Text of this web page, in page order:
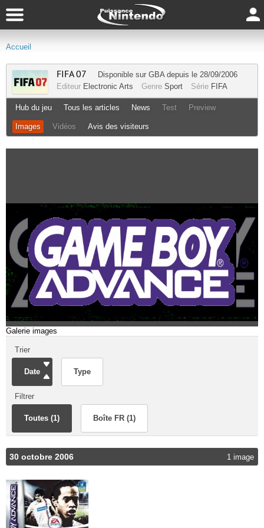
Accueil
FIFA 07 Disponible sur GBAdepuis le 28/09/2006
Editeur Electronic Arts Genre Sport Série FIFA
Hub du jeu Tous les articles News Test Preview
Images Vidéos Avis des visiteurs
Galerie images
Trier
Date Type
Filtrer
Toutes (1) Boîte FR (1)
30 octobre 2006 1 image